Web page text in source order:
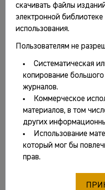
371-8
Балканы, Подунавье и
российско-сербской
«Славяне в мире
историко-
2017, г. Москва) / Ред.
Трифунович. М.: ИА
320 с., ил. ISBN 978-5-
Баранова С.И., Беляев
Резиденция Петра I в
историко-
археологии РАН; РГГУ.
Баранова С.И., иерей
скачивать файлы
электронной
использования.
Пользователям не
Систематическая
копирование большого
журналов.
Коммерческое
материалов, в том
других
Использование
который мог бы
прав.